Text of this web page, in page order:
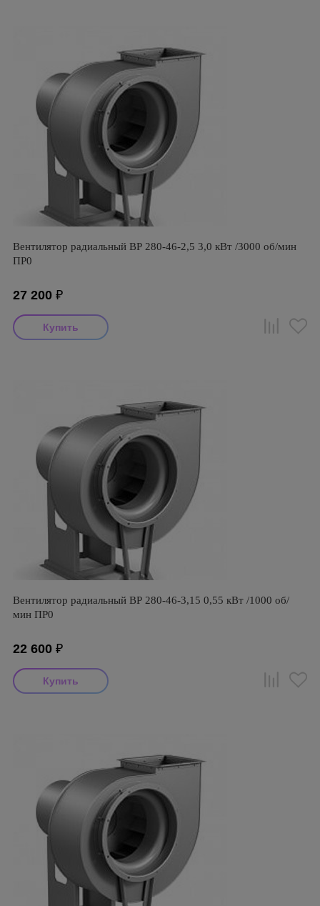
Вентилятор радиальный ВР 280-46-2,5 3,0 кВт /3000 об/мин
ПР0
27 200 ₽
Вентилятор радиальный ВР 280-46-3,15 0,55 кВт /1000 об/
мин ПР0
22 600 ₽